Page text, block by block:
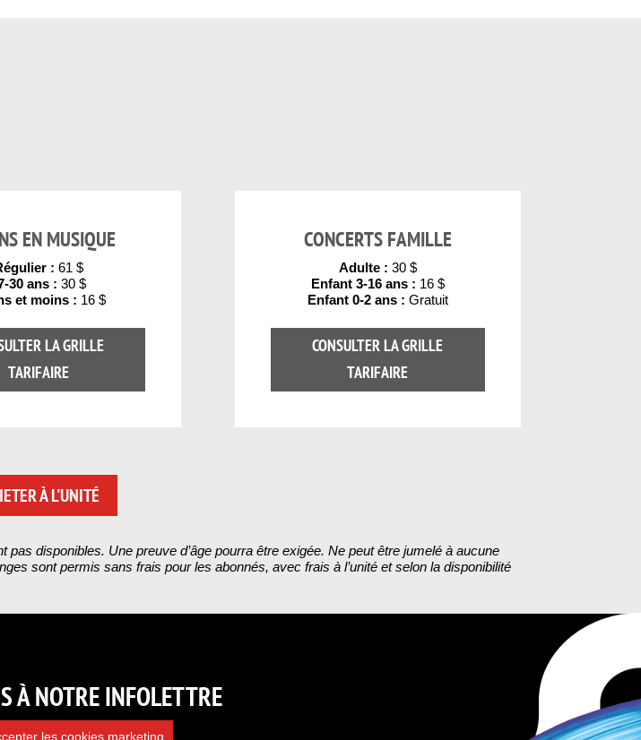
EN MUSIQUE
: 61 $
30 ans : 30 $
et moins : 16 $
LA GRILLE
TARIFAIRE
CONCERTS FAMILLE
Adulte : 30 $
Enfant 3-16 ans : 16 $
Enfant 0-2 ans : Gratuit
CONSULTER LA GRILLE
TARIFAIRE
À L'UNITÉ
disponibles. Une preuve d’âge pourra être exigée. Ne peut être jumelé à aucune
sont permis sans frais pour les abonnés, avec frais à l’unité et selon la disponibilité
À NOTRE INFOLETTRE
les cookies marketing